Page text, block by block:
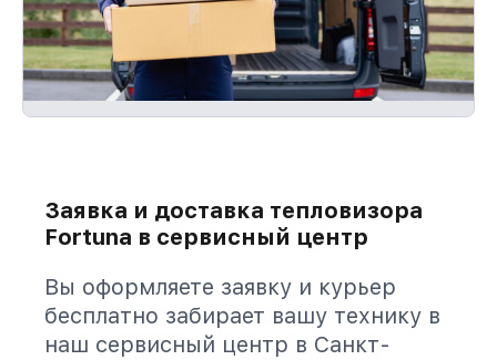
Заявка и доставка тепловизора
Fortuna в сервисный центр
Вы оформляете заявку и курьер
бесплатно забирает вашу технику в
наш сервисный центр в Санкт-